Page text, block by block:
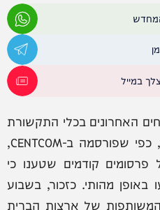
במייל
האחרונים בכלי התקשורת
השונים, אך עדותו של קופר, כפי שפורסמה ב-CENTCOM,
קודמים שטענו כי
באופן מהותי. כזכור, בשבוע
של ארצות הברית